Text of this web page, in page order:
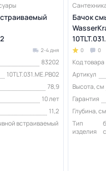
2-4 дня
83202
10TLT.031.ME.PB02
78,9
10 лет
11,2
встраиваемый
Бачок
0 0
Код товара
Артикул
Высота, см
Гарантия
Глубина, см
Тип
изделия